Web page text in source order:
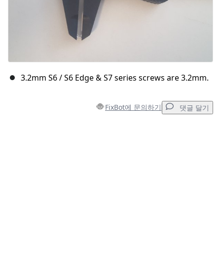
3.2mm S6 / S6 Edge & S7 series screws are 3.2mm.
FixBot에 문의하기 댓글 달기